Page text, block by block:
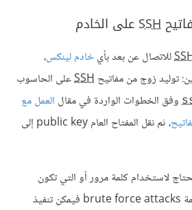
SSH على الخادم
للاتصال عن بعد بأيخادم لينكس،
توليد زوج من مفاتيح SSHعلى الحاسوب
وفق الخطوات الواردة في مقال العمل مع
، ثم نقل المفتاح العام public key إلى
لاستخدام كلمة مرور أو التي تكون
عرضةً لهجمات القوة الغاشمة brute force attacks فيمكن تنفيذ